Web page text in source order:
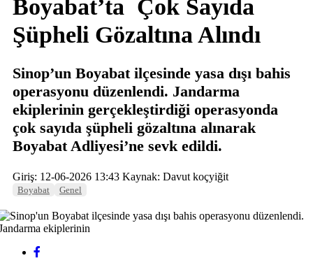
Boyabat’ta Çok Sayıda
Şüpheli Gözaltına Alındı
Sinop’un Boyabat ilçesinde yasa dışı bahis
operasyonu düzenlendi. Jandarma
ekiplerinin gerçekleştirdiği operasyonda
çok sayıda şüpheli gözaltına alınarak
Boyabat Adliyesi’ne sevk edildi.
Giriş: 12-06-2026 13:43 Kaynak: Davut koçyiğit
Boyabat Genel